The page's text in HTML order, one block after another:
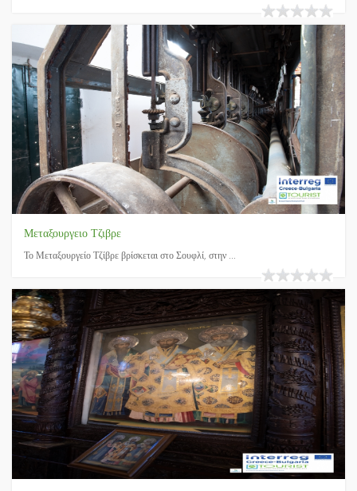
Μεταξουργειο Τζιβρε
Το Μεταξουργείο Τζίβρε βρίσκεται στο Σουφλί, στην ...